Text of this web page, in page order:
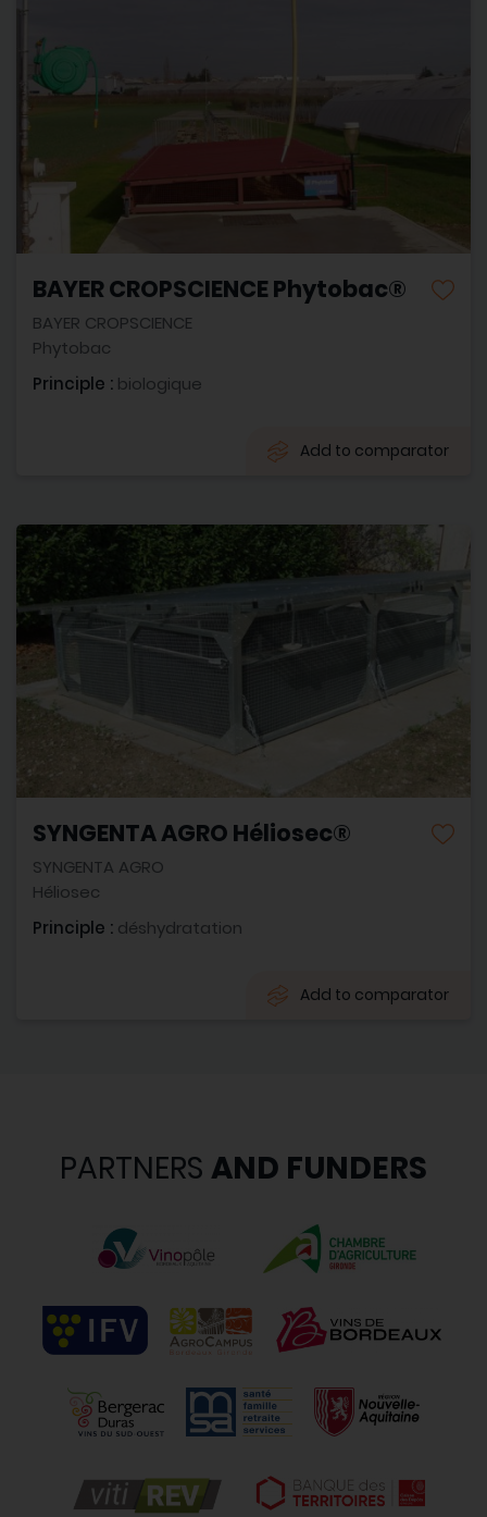
BAYER CROPSCIENCE Phytobac®
BAYER CROPSCIENCE
Phytobac
Principle : biologique
Add to comparator
SYNGENTA AGRO Héliosec®
SYNGENTA AGRO
Héliosec
Principle : déshydratation
Add to comparator
PARTNERS AND FUNDERS